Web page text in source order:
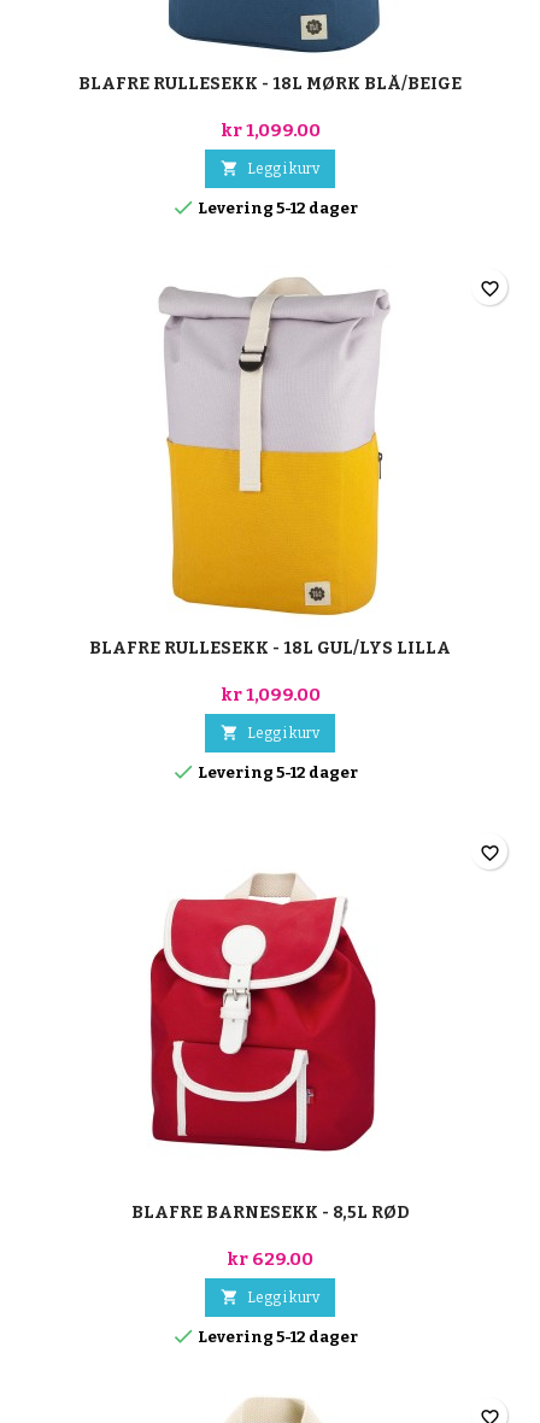
BLAFRE RULLESEKK - 18L MØRK BLÅ/BEIGE
kr 1,099.00
 Legg i kurv
 Levering 5-12 dager
BLAFRE RULLESEKK - 18L GUL/LYS LILLA
kr 1,099.00
 Legg i kurv
 Levering 5-12 dager
favorite_border
BLAFRE BARNESEKK - 8,5L RØD
kr 629.00
 Legg i kurv
 Levering 5-12 dager
favorite_border
favorite_border